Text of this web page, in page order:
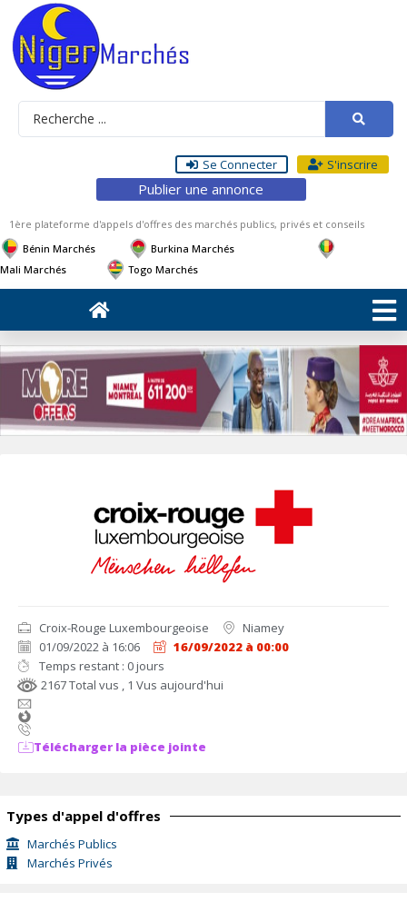
Se Connecter S'inscrire
Publier une annonce
1ère plateforme d'appels d'offres des marchés publics, privés et conseils
Bénin Marchés
Burkina Marchés
Mali Marchés
Togo Marchés
Croix-Rouge Luxembourgeoise
Niamey
01/09/2022 à 16:06
16/09/2022 à 00:00
Temps restant : 0 jours
2167 Total vus , 1 Vus aujourd'hui
Télécharger la pièce jointe
Types d'appel d'offres
Marchés Publics
Marchés Privés